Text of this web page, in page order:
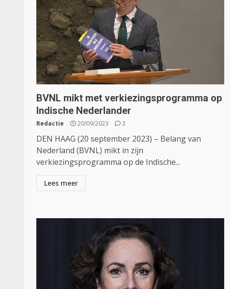
BVNL mikt met verkiezingsprogramma op
Indische Nederlander
Redactie 20/09/2023 3
DEN HAAG (20 september 2023) – Belang van
Nederland (BVNL) mikt in zijn
verkiezingsprogramma op de Indische...
Lees meer